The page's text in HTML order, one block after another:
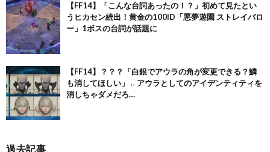
【FF14】「こんな台詞あったの！？」初めて見たとい
うヒカセン続出！黄金の100ID「悪夢遊園 ストレイバロ
ー」1ボスの台詞が話題に
【FF14】？？？「白銀でアウラの角が変更できる？鱗
も消してほしい」←アウラとしてのアイデンティティを
消しちゃダメだろ…
過去記事